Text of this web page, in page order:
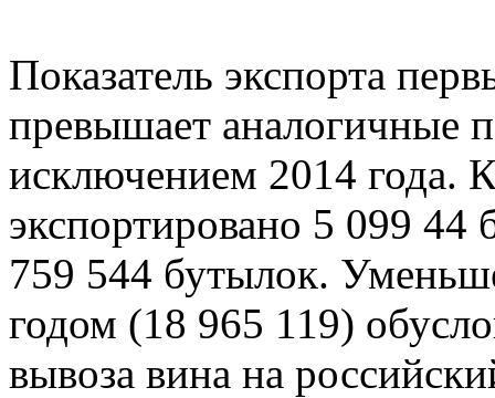
Показатель экспорта
превышает аналогичные
исключением 2014 года.
экспортировано 5 099 44
759 544 бутылок.
годом (18 965 119)
вывоза вина на